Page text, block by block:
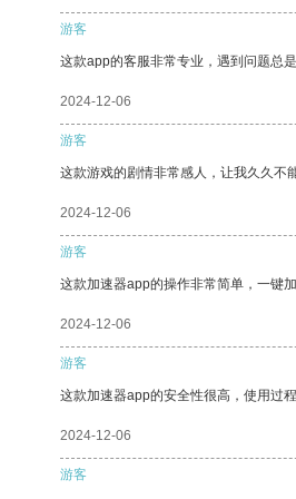
游客
这款app的客服非常专业，遇到问题总
2024-12-06
游客
这款游戏的剧情非常感人，让我久久不
2024-12-06
游客
这款加速器app的操作非常简单，一键
2024-12-06
游客
这款加速器app的安全性很高，使用过
2024-12-06
游客